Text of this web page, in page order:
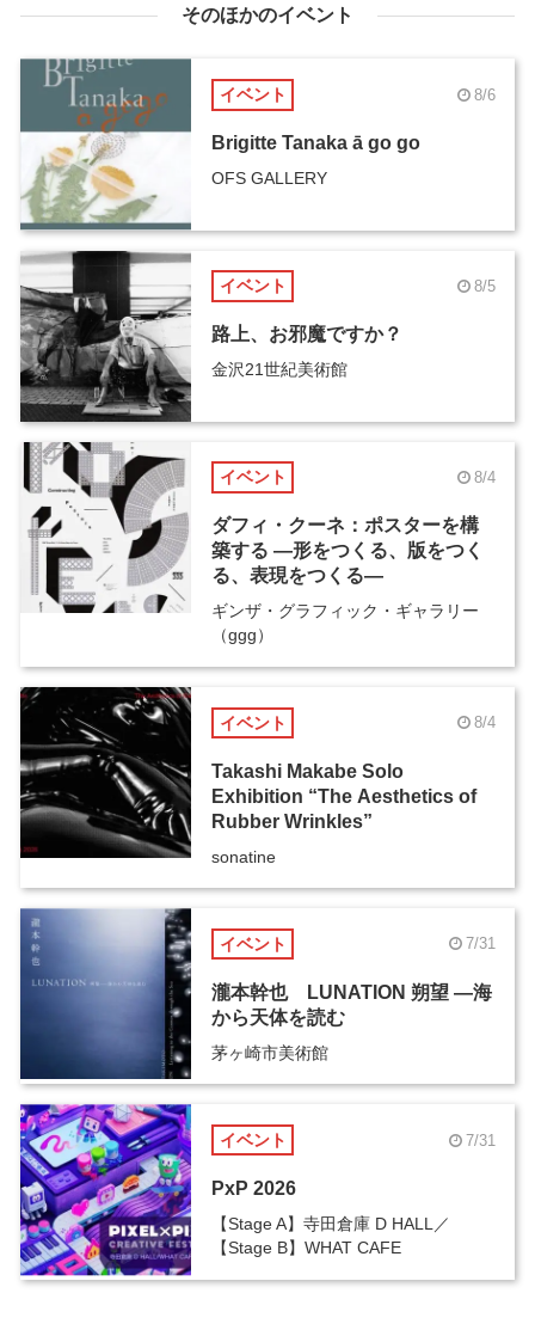
そのほかのイベント
イベント 8/6
Brigitte Tanaka ā go go
OFS GALLERY
イベント 8/5
路上、お邪魔ですか？
金沢21世紀美術館
イベント 8/4
ダフィ・クーネ：ポスターを構
築する ―形をつくる、版をつく
る、表現をつくる―
ギンザ・グラフィック・ギャラリー
（ggg）
イベント 8/4
Takashi Makabe Solo
Exhibition “The Aesthetics of
Rubber Wrinkles”
sonatine
イベント 7/31
瀧本幹也 LUNATION 朔望 ―海
から天体を読む
茅ヶ崎市美術館
イベント 7/31
PxP 2026
【Stage A】寺田倉庫 D HALL／
【Stage B】WHAT CAFE